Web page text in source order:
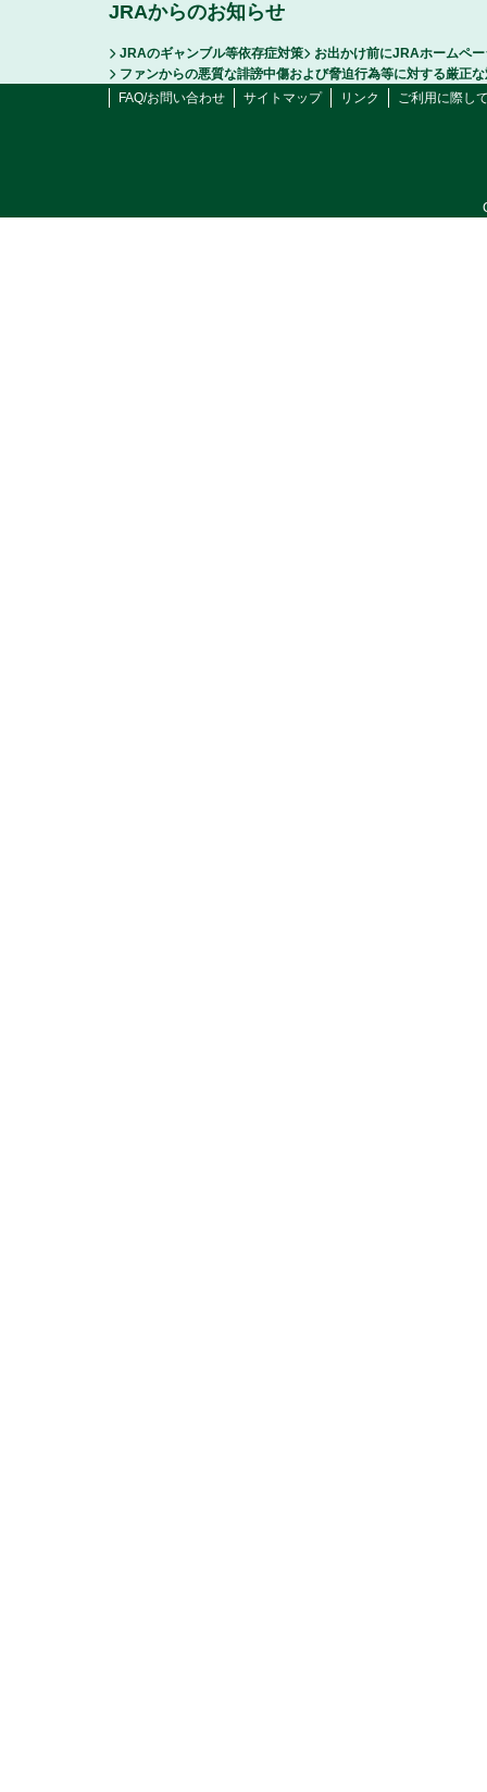
JRAからのお知らせ
JRAのギャンブル等依存症対策
お出かけ前にJRAホームペ
ファンからの悪質な誹謗中傷および脅迫行為等に対する厳正
FAQ/お問い合わせ
サイトマップ リンク ご利用に際し